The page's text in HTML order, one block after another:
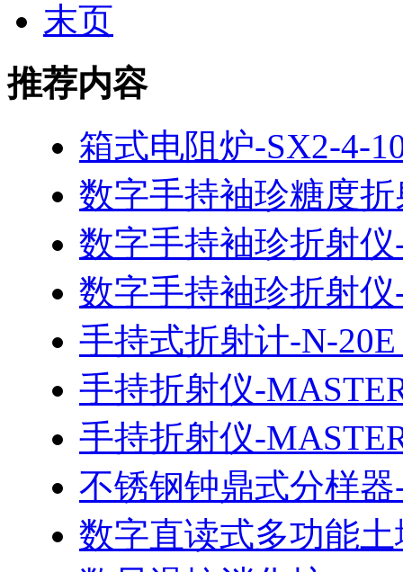
末页
推荐内容
箱式电阻炉-SX2-4-
数字手持袖珍糖度
数字手持袖珍折射仪
数字手持袖珍折射仪
手持式折射计-N-20E
手持折射仪-
手持折射仪-
不锈钢钟鼎式分样
数字直读式多功能